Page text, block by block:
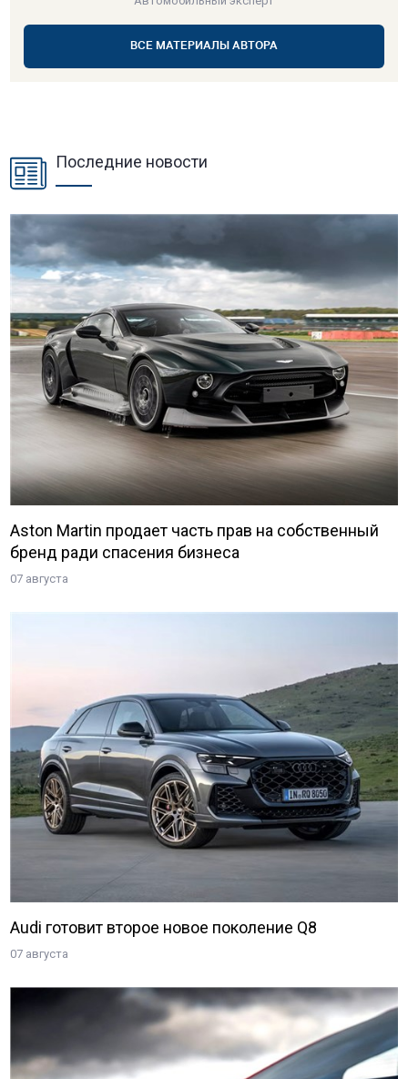
ВСЕ МАТЕРИАЛЫ АВТОРА
Последние новости
Aston Martin продает часть прав на собственный
бренд ради спасения бизнеса
07 августа
Audi готовит второе новое поколение Q8
07 августа